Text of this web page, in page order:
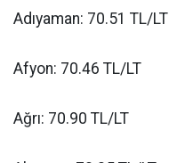
Adıyaman: 70.51 TL/LT
Afyon: 70.46 TL/LT
Ağrı: 70.90 TL/LT